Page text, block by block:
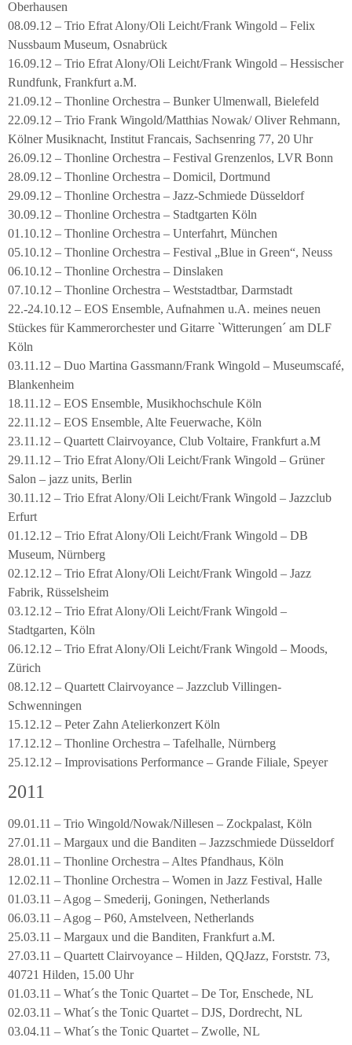
Oberhausen
08.09.12 – Trio Efrat Alony/Oli Leicht/Frank Wingold – Felix
Nussbaum Museum, Osnabrück
16.09.12 – Trio Efrat Alony/Oli Leicht/Frank Wingold – Hessischer
Rundfunk, Frankfurt a.M.
21.09.12 – Thonline Orchestra – Bunker Ulmenwall, Bielefeld
22.09.12 – Trio Frank Wingold/Matthias Nowak/ Oliver Rehmann,
Kölner Musiknacht, Institut Francais, Sachsenring 77, 20 Uhr
26.09.12 – Thonline Orchestra – Festival Grenzenlos, LVR Bonn
28.09.12 – Thonline Orchestra – Domicil, Dortmund
29.09.12 – Thonline Orchestra – Jazz-Schmiede Düsseldorf
30.09.12 – Thonline Orchestra – Stadtgarten Köln
01.10.12 – Thonline Orchestra – Unterfahrt, München
05.10.12 – Thonline Orchestra – Festival „Blue in Green“, Neuss
06.10.12 – Thonline Orchestra – Dinslaken
07.10.12 – Thonline Orchestra – Weststadtbar, Darmstadt
22.-24.10.12 – EOS Ensemble, Aufnahmen u.A. meines neuen
Stückes für Kammerorchester und Gitarre `Witterungen´ am DLF
Köln
03.11.12 – Duo Martina Gassmann/Frank Wingold – Museumscafé,
Blankenheim
18.11.12 – EOS Ensemble, Musikhochschule Köln
22.11.12 – EOS Ensemble, Alte Feuerwache, Köln
23.11.12 – Quartett Clairvoyance, Club Voltaire, Frankfurt a.M
29.11.12 – Trio Efrat Alony/Oli Leicht/Frank Wingold – Grüner
Salon – jazz units, Berlin
30.11.12 – Trio Efrat Alony/Oli Leicht/Frank Wingold – Jazzclub
Erfurt
01.12.12 – Trio Efrat Alony/Oli Leicht/Frank Wingold – DB
Museum, Nürnberg
02.12.12 – Trio Efrat Alony/Oli Leicht/Frank Wingold – Jazz
Fabrik, Rüsselsheim
03.12.12 – Trio Efrat Alony/Oli Leicht/Frank Wingold –
Stadtgarten, Köln
06.12.12 – Trio Efrat Alony/Oli Leicht/Frank Wingold – Moods,
Zürich
08.12.12 – Quartett Clairvoyance – Jazzclub Villingen-
Schwenningen
15.12.12 – Peter Zahn Atelierkonzert Köln
17.12.12 – Thonline Orchestra – Tafelhalle, Nürnberg
25.12.12 – Improvisations Performance – Grande Filiale, Speyer
2011
09.01.11 – Trio Wingold/Nowak/Nillesen – Zockpalast, Köln
27.01.11 – Margaux und die Banditen – Jazzschmiede Düsseldorf
28.01.11 – Thonline Orchestra – Altes Pfandhaus, Köln
12.02.11 – Thonline Orchestra – Women in Jazz Festival, Halle
01.03.11 – Agog – Smederij, Goningen, Netherlands
06.03.11 – Agog – P60, Amstelveen, Netherlands
25.03.11 – Margaux und die Banditen, Frankfurt a.M.
27.03.11 – Quartett Clairvoyance – Hilden, QQJazz, Forststr. 73,
40721 Hilden, 15.00 Uhr
01.03.11 – What´s the Tonic Quartet – De Tor, Enschede, NL
02.03.11 – What´s the Tonic Quartet – DJS, Dordrecht, NL
03.04.11 – What´s the Tonic Quartet – Zwolle, NL